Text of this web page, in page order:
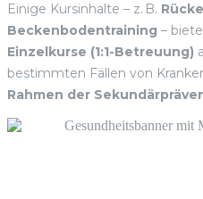
Einige Kursinhalte – z. B.
Beckenbodentraining –
Einzelkurse (1:1-Betreuung)
bestimmten Fällen von
Rahmen der